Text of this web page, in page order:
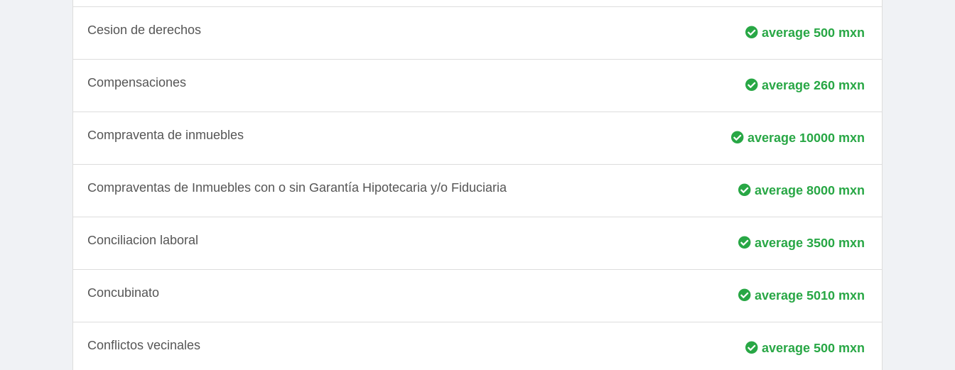
Cesion de derechos average 500 mxn
Compensaciones average 260 mxn
Compraventa de inmuebles average 10000 mxn
Compraventas de Inmuebles con o sin Garantía Hipotecaria y/o Fiduciaria average 8000 mxn
Conciliacion laboral average 3500 mxn
Concubinato average 5010 mxn
Conflictos vecinales average 500 mxn